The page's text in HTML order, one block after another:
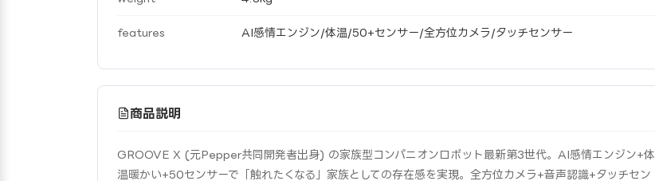
features AI感情エンジン/体温/50+センサー/全方位カメラ/タッチセンサー
商品説明
GROOVE X (元Pepper共同開発者出身) の家族型コンパニオンロボット最新第3世代。AI感情エンジン+体
温暖かい+50センサーで「触れたくなる」家族としての存在感を実現。全方位カメラ+音声認識+タッチセン